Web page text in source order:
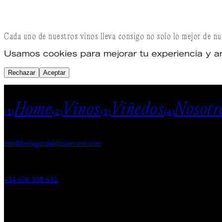
Cada uno de nuestros vinos lleva consigo no solo lo mejor de
Usamos cookies para mejorar tu experiencia y
Rechazar Aceptar
(1)Home(2)Vinos(3)Viñedos(4)
dbs@bodegasdeblasserrano.com
+34 606 338 632